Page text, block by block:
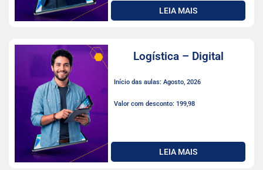
LEIA MAIS
Logística – Digital
Início das aulas: Agosto, 2026
Valor com desconto: 199,98
LEIA MAIS